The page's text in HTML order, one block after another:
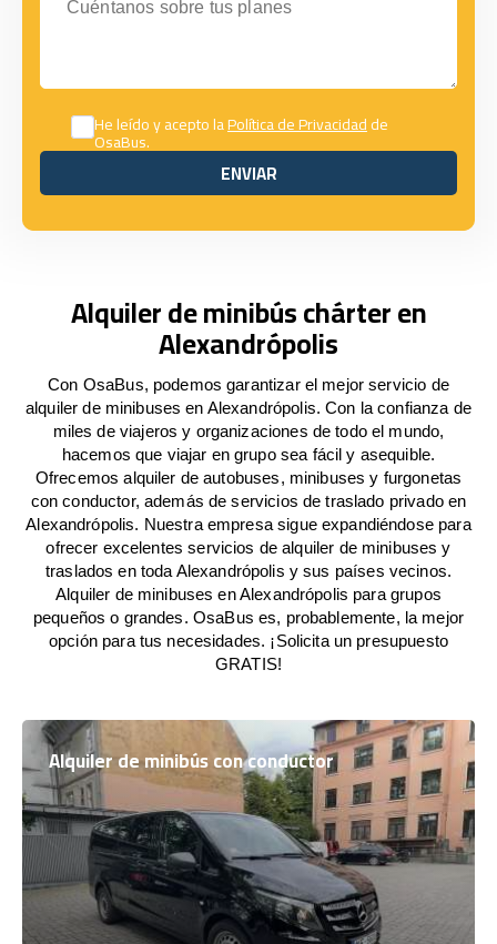
He leído y acepto laPolítica de Privacidadde
OsaBus.
ENVIAR
ENVIAR
Alquiler de minibús chárter en
Alexandrópolis
Con OsaBus, podemos garantizar el mejor servicio de
alquiler de minibuses en Alexandrópolis. Con la confianza de
miles de viajeros y organizaciones de todo el mundo,
hacemos que viajar en grupo sea fácil y asequible.
Ofrecemos alquiler de autobuses, minibuses y furgonetas
con conductor, además de servicios de traslado privado en
Alexandrópolis. Nuestra empresa sigue expandiéndose para
ofrecer excelentes servicios de alquiler de minibuses y
traslados en toda Alexandrópolis y sus países vecinos.
Alquiler de minibuses en Alexandrópolis para grupos
pequeños o grandes. OsaBus es, probablemente, la mejor
opción para tus necesidades. ¡Solicita un presupuesto
GRATIS!
Alquiler de minibús con conductor